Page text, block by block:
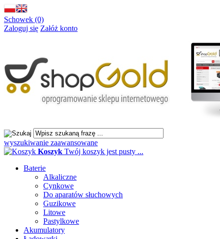
Schowek (0)
Zaloguj się Załóż konto
wyszukiwanie zaawansowane
Koszyk Twój koszyk jest pusty ...
Baterie
Alkaliczne
Cynkowe
Do aparatów słuchowych
Guzikowe
Litowe
Pastylkowe
Akumulatory